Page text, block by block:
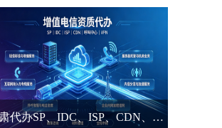
甘肃代办SP、IDC、ISP、CDN、呼叫中心、VPN